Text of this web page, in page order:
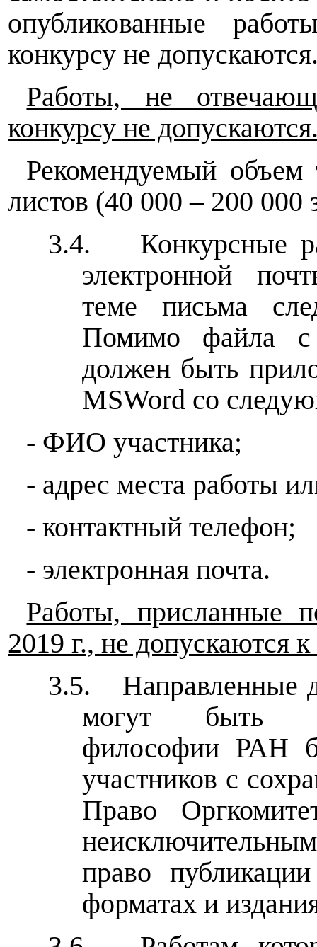
опубликованные
конкурсу не
Работы, не
конкурсу не
Рекомендуемый объем
листов (40 000 – 200 000
3.4.
Конкурсные
электронной
теме письма
Помимо файла с
должен быть
MSWordсо
- ФИО участника;
- адрес места работы
- контактный телефон;
- электронная почта.
Работы, присланные
2019 г., не допускаются к
3.5.
Направленные
могут быть
философии РАН
участников с
Право
право
форматах и